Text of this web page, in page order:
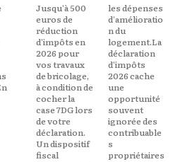
Jusqu'à 500
euros de
réduction
d'impôts en
2026 pour
vos travaux
de bricolage,
à condition de
cocher la
case 7DG lors
de votre
déclaration.
Un dispositif
fiscal
les dépenses
d'amélioratio
n du
logement.La
déclaration
d'impôts
2026 cache
une
opportunité
souvent
ignorée des
contribuable
s
propriétaires